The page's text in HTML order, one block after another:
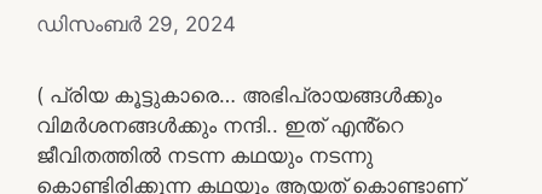
ഡിസംബർ 29, 2024
( പ്രിയ കൂട്ടുകാരെ… അഭിപ്രായങ്ങൾക്കും
വിമർശനങ്ങൾക്കും നന്ദി.. ഇത് എൻ്റെ
ജീവിതത്തിൽ നടന്ന കഥയും നടന്നു
കൊണ്ടിരിക്കുന്ന കഥയും ആയത് കൊണ്ടാണ്